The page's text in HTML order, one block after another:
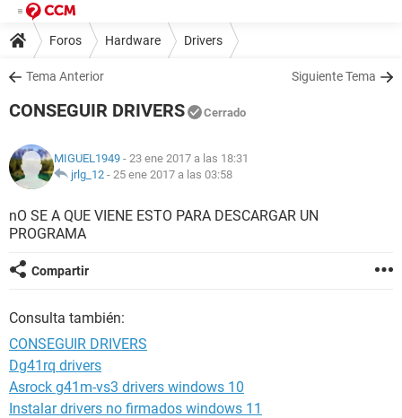
Foros Hardware Drivers
Tema Anterior Siguiente Tema
CONSEGUIR DRIVERS Cerrado
MIGUEL1949 - 23 ene 2017 a las 18:31
jrlg_12 - 25 ene 2017 a las 03:58
nO SE A QUE VIENE ESTO PARA DESCARGAR UN
PROGRAMA
Compartir
Consulta también:
CONSEGUIR DRIVERS
Dg41rq drivers
Asrock g41m-vs3 drivers windows 10
Instalar drivers no firmados windows 11